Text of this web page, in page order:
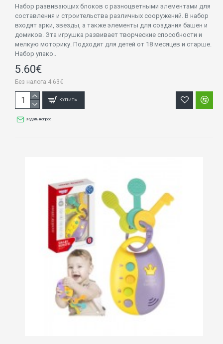
Набор развивающих блоков с разноцветными элементами для
составления и строительства различных сооружений. В набор
входят арки, звезды, а также элементы для создания башен и
домиков. Эта игрушка развивает творческие способности и
мелкую моторику. Подходит для детей от 18 месяцев и старше.
Набор упако..
5.60€
Без налога:4.63€
КУПИТЬ
Задать вопрос